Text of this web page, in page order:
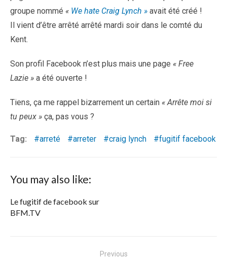
groupe nommé « We hate Craig Lynch » avait été créé !
Il vient d’être arrêté arrêté mardi soir dans le comté du
Kent.
Son profil Facebook n’est plus mais une page « Free
Lazie » a été ouverte !
Tiens, ça me rappel bizarrement un certain « Arrête moi si
tu peux » ça, pas vous ?
Tag: arreté arreter craig lynch fugitif facebook
You may also like:
Le fugitif de facebook sur
BFM.TV
Previous